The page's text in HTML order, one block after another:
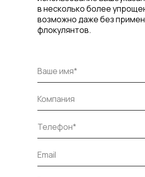
в несколько более
возможно даже без
флокулянтов.